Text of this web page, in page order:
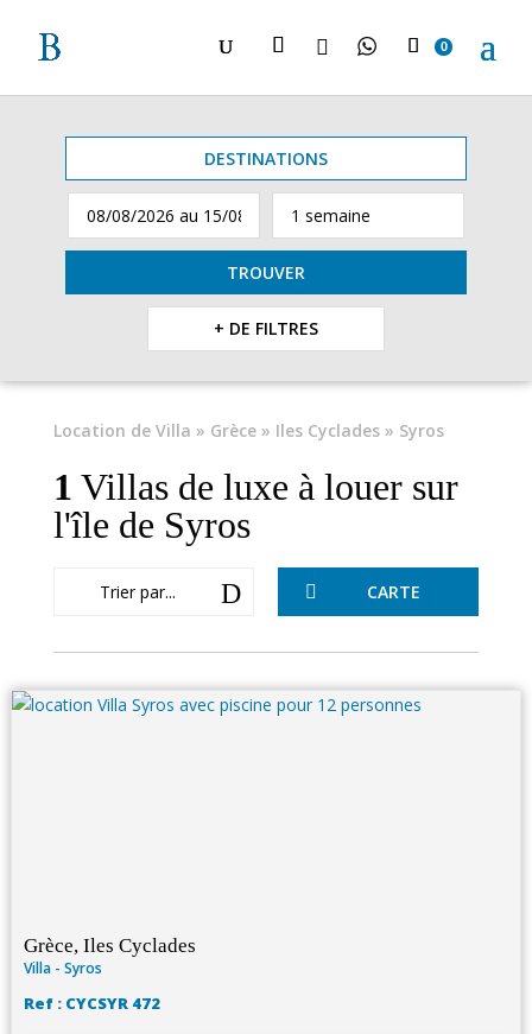
 0
DESTINATIONS
TROUVER
+ DE FILTRES
Location de Villa » Grèce» Iles Cyclades» Syros
1 Villas de luxe à louer sur
l'île de Syros
Trier par... D  CARTE
Grèce, Iles Cyclades
Villa - Syros
Ref : CYCSYR 472